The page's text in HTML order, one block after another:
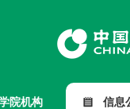
院机构 信息